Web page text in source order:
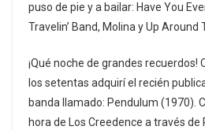
puso de pie y a bailar: Have You
Travelin’ Band, Molina y Up Around
¡Qué noche de grandes recuerdos!
los setentas adquirí el recién
banda llamado: Pendulum (1970).
hora de Los Creedence a través de